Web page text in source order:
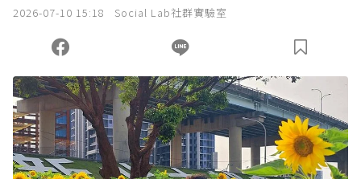
2026-07-10 15:18 Social Lab社群實驗室